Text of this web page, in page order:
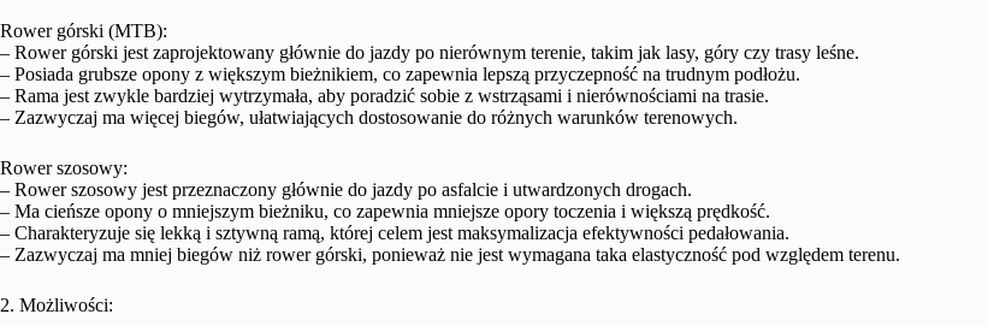
Rower górski (MTB):
– Rower górski jest zaprojektowany głównie do jazdy po nierównym terenie, takim jak lasy, góry czy trasy leśne.
– Posiada grubsze opony z większym bieżnikiem, co zapewnia lepszą przyczepność na trudnym podłożu.
– Rama jest zwykle bardziej wytrzymała, aby poradzić sobie z wstrząsami i nierównościami na trasie.
– Zazwyczaj ma więcej biegów, ułatwiających dostosowanie do różnych warunków terenowych.
Rower szosowy:
– Rower szosowy jest przeznaczony głównie do jazdy po asfalcie i utwardzonych drogach.
– Ma cieńsze opony o mniejszym bieżniku, co zapewnia mniejsze opory toczenia i większą prędkość.
– Charakteryzuje się lekką i sztywną ramą, której celem jest maksymalizacja efektywności pedałowania.
– Zazwyczaj ma mniej biegów niż rower górski, ponieważ nie jest wymagana taka elastyczność pod względem terenu.
2. Możliwości: